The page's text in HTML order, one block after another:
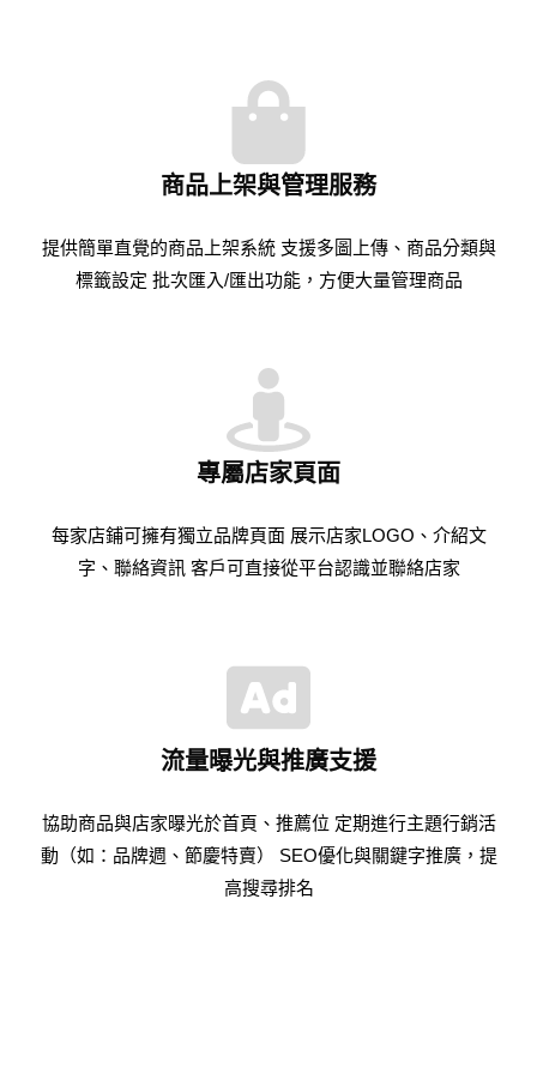
商品上架與管理服務
提供簡單直覺的商品上架系統 支援多圖上傳、商品分類與
標籤設定 批次匯入/匯出功能，方便大量管理商品
專屬店家頁面
每家店鋪可擁有獨立品牌頁面 展示店家LOGO、介紹文
字、聯絡資訊 客戶可直接從平台認識並聯絡店家
流量曝光與推廣支援
協助商品與店家曝光於首頁、推薦位 定期進行主題行銷活
動（如：品牌週、節慶特賣） SEO優化與關鍵字推廣，提
高搜尋排名